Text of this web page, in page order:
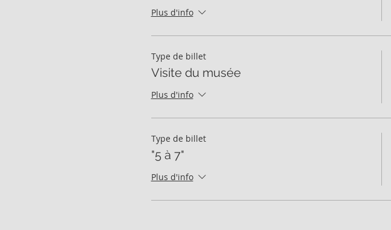
Plus d'info
Type de billet
Visite du musée
Plus d'info
Type de billet
"5 à 7"
Plus d'info